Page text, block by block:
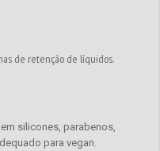
de retenção de líquidos.
silicones, parabenos,
para vegan.